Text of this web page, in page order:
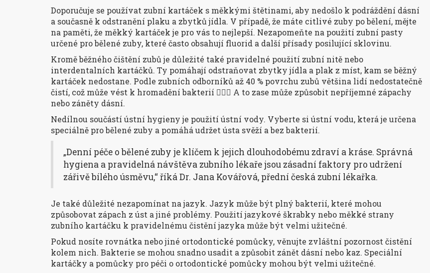
Doporučuje se používat zubní kartáček s měkkými štětinami, aby nedošlo k podráždění dásní
a současně k odstranění plaku a zbytků jídla. V případě, že máte citlivé zuby po bělení, mějte
na paměti, že měkký kartáček je pro vás to nejlepší. Nezapomeňte na použití zubní pasty
určené pro bělené zuby, které často obsahují fluorid a další přísady posilující sklovinu.
Kromě běžného čištění zubů je důležité také pravidelné použití zubní nitě nebo
interdentalních kartáčků. Ty pomáhají odstraňovat zbytky jídla a plak z míst, kam se běžný
kartáček nedostane. Podle zubních odborníků až 40 % povrchu zubů většina lidí nedostatečně
čistí, což může vést k hromadění bakterií 💁🏽‍♀️ A to zase může způsobit nepříjemné zápachy
nebo záněty dásní.
Nedílnou součástí ústní hygieny je použití ústní vody. Vyberte si ústní vodu, která je určena
speciálně pro bělené zuby a pomáhá udržet ústa svěží a bez bakterií.
„Denní péče o bělené zuby je klíčem k jejich dlouhodobému zdraví a kráse. Správná
hygiena a pravidelná návštěva zubního lékaře jsou zásadní faktory pro udržení
zářivě bílého úsměvu,“ říká Dr. Jana Kovářová, přední česká zubní lékařka.
Je také důležité nezapomínat na jazyk. Jazyk může být plný bakterií, které mohou
způsobovat zápach z úst a jiné problémy. Použití jazykové škrabky nebo měkké strany
zubního kartáčku k pravidelnému čistění jazyka může být velmi užitečné.
Pokud nosíte rovnátka nebo jiné ortodontické pomůcky, věnujte zvláštní pozornost čistění
kolem nich. Bakterie se mohou snadno usadit a způsobit zánět dásní nebo kaz. Speciální
kartáčky a pomůcky pro péči o ortodontické pomůcky mohou být velmi užitečné.